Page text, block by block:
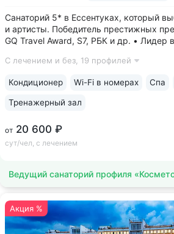
Санаторий 5* в Ессентуках, который
и артисты. Победитель престижных
GQ Travel Award, S7, РБК и др. • Лидер
целлюлита и вен «Эндосфера»,
С лечением и без, 19 профилей
от 20 600 ₽
сут/чел, с лечением
Кондиционер Wi-Fi в номерах Спа
Тренажерный зал
Ведущий санаторий профиля
Акция %